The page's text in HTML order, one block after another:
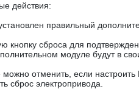
действия:
правильный
кнопку сброса для
модуле будут в
можно отменить, если настроить
сброс электропривода.